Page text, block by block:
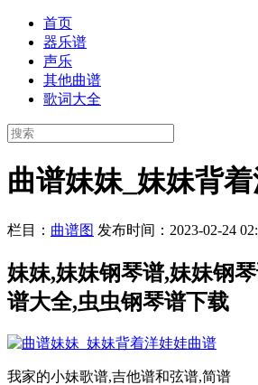
首页
器乐谱
声乐
其他曲谱
歌词大全
曲谱妹妹_妹妹背
栏目： 曲谱图 发布时间：2023-02-24
妹妹,妹妹钢琴谱,妹妹钢
谱大全,虫虫钢琴谱下载
我家的小妹歌谱,吉他谱和弦谱,简谱